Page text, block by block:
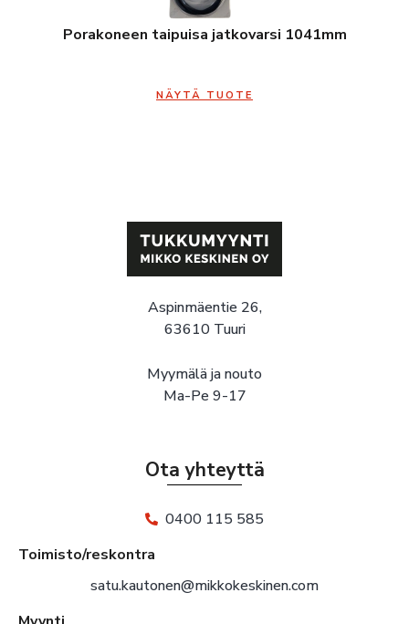
Porakoneen taipuisa jatkovarsi 1041mm
NÄYTÄ TUOTE
Aspinmäentie 26,
63610 Tuuri
Myymälä ja nouto
Ma-Pe 9-17
Ota yhteyttä
0400 115 585
Toimisto/reskontra
satu.kautonen@mikkokeskinen.com